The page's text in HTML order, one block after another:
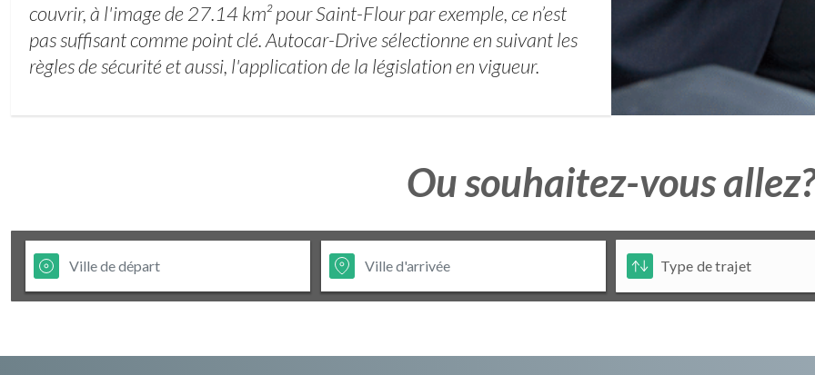
couvrir, à l'image de 27.14 km² pour Saint-Flour par exemple, ce n’est
pas suffisant comme point clé. Autocar-Drive sélectionne en suivant les
règles de sécurité et aussi, l'application de la législation en vigueur.
Ou souhaitez-vous allez?